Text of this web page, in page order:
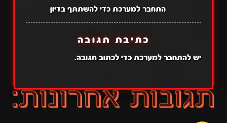
התחבר למערכת כדי להשתתף בדיון
כתיבת תגובה
יש להתחבר למערכתכדי לכתוב תגובה.